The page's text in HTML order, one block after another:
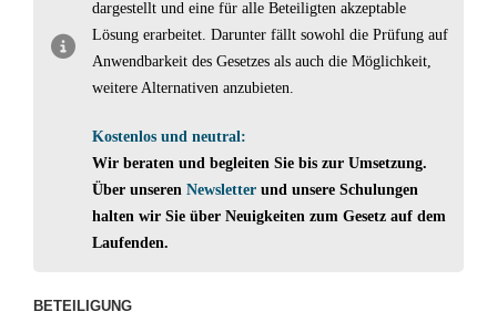
dargestellt und eine für alle Beteiligten akzeptable
Lösung erarbeitet. Darunter fällt sowohl die Prüfung auf
Anwendbarkeit des Gesetzes als auch die Möglichkeit,
weitere Alternativen anzubieten.
Kostenlos und neutral:
Wir beraten und begleiten Sie bis zur Umsetzung.
Über unseren Newsletter und unsere Schulungen
halten wir Sie über Neuigkeiten zum Gesetz auf dem
Laufenden.
BETEILIGUNG